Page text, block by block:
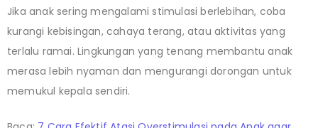
Jika anak sering mengalami stimulasi berlebihan, coba
kurangi kebisingan, cahaya terang, atau aktivitas yang
terlalu ramai. Lingkungan yang tenang membantu anak
merasa lebih nyaman dan mengurangi dorongan untuk
memukul kepala sendiri.